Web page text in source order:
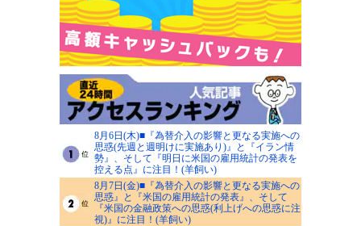
8月6日(木)■『為替介入の影響と更なる実施への
思惑(先週と週明けに実施あり)』と『イラン情
勢』、そして『明日に米国の雇用統計の発表を
控える点』に注目！(羊飼い)
8月7日(金)■『為替介入の影響と更なる実施への
思惑』と『米国の雇用統計の発表』、そして
『米国の金融政策への思惑(利上げへの思惑に注
視)』に注目！(羊飼い)